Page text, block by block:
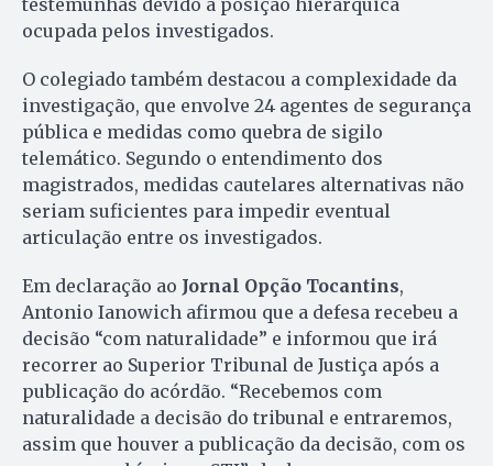
ocupada pelos investigados.
O colegiado também destacou a complexidade da
investigação, que envolve 24 agentes de segurança
pública e medidas como quebra de sigilo
telemático. Segundo o entendimento dos
magistrados, medidas cautelares alternativas não
seriam suficientes para impedir eventual
articulação entre os investigados.
Em declaração ao Jornal Opção Tocantins,
Antonio Ianowich afirmou que a defesa recebeu a
decisão “com naturalidade” e informou que irá
recorrer ao Superior Tribunal de Justiça após a
publicação do acórdão. “Recebemos com
naturalidade a decisão do tribunal e entraremos,
assim que houver a publicação da decisão, com os